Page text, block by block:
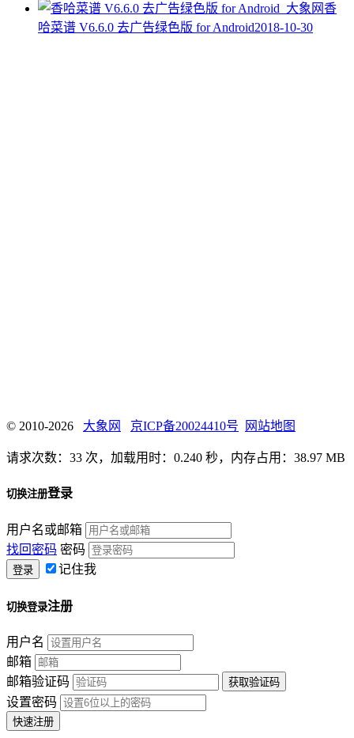
香
哈菜谱 V6.6.0 去广告绿色版 for Android2018-10-30
© 2010-2026 大象网 京ICP备20024410号 网站地图
请求次数：33 次，加载用时：0.240 秒，内存占用：38.97 MB
切换注册登录
用户名或邮箱
找回密码 密码
记住我
切换登录注册
用户名
邮箱
邮箱验证码
设置密码